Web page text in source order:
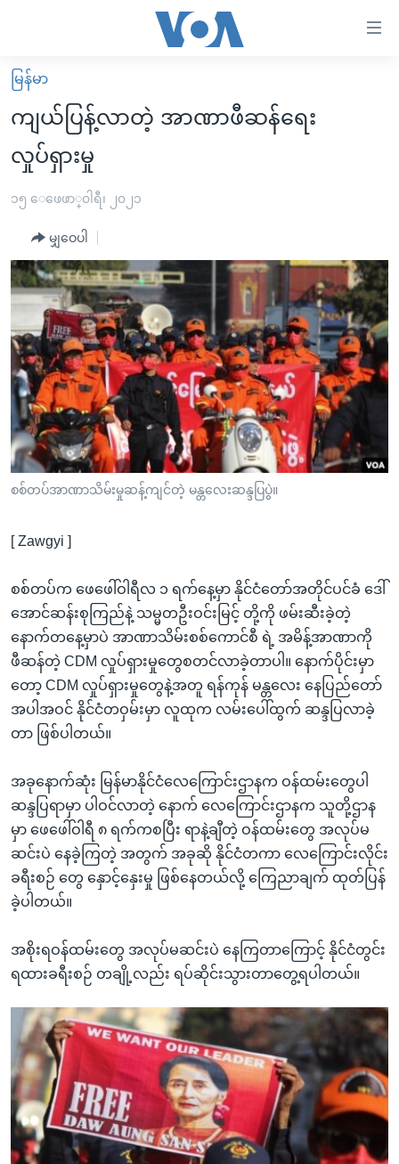
လွယ်ကူ
စေ
သည့်
Link
များ
အကြောင်းအရာ
သို့
ကျော်
ကြည့်
ရန်
ပင်မ
ညွန်း
စာမျက်နှာ
သို့
ရန်
ရန်
နေရာ
သို့
ကျော်
ရန်
မူလစာမျက်နှာ
မြန်မာ
ကမ္ဘာ့သတင်းများ
အစ္စရေး-ပါလက်စတိုင်း
ရပ်ဝန်းတခု လမ်းတခု အလွန်
အင်္ဂလိပ်စာလေ့လာမယ်
အမေရိကန်သုံးအီဒီယံ
မကြေးမုံရဲ့ အင်္ဂလိပ်စာ
ရုပ်ရှင်ထဲက အင်္ဂလိပ်စာ
သုတပဒေသာ အင်္ဂလိပ်စာ
အပတ်စဉ်ကဏ္ဍများ
ရေဒီယို
တီဗွီ
ရေဒီယိုနှင့်ရုပ်သံ အချက်အလက်များ
ရေဒီယို/တီဗွီအစီအစဉ်
Learning English
ဗွီအိုအေ လူမှုကွန်ယက်များ
မြန်မာ
ကျယ်ပြန့်လာတဲ့ အာဏာဖီဆန်ရေး
လှုပ်ရှားမှု
၁၅ ေဖေဖာ္၀ါရီ၊ ၂၀၂၁
မျှဝေပါ
စစ်တပ်အာဏာသိမ်းမှုဆန့်ကျင်တဲ့ မန္တလေးဆန္ဒပြပွဲ။
[ Zawgyi ]
စစ်တပ်က ဖေဖေါ်ဝါရီလ ၁ ရက်နေ့မှာ နိုင်ငံတော်အတိုင်ပင်ခံ ဒေါ်
အောင်ဆန်းစုကြည်နဲ့ သမ္မတဦးဝင်းမြင့် တို့ကို ဖမ်းဆီးခဲ့တဲ့
နောက်တနေ့မှာပဲ အာဏာသိမ်းစစ်ကောင်စီ ရဲ့ အမိန့်အာဏာကို
ဖီဆန်တဲ့ CDM လှုပ်ရှားမှုတွေစတင်လာခဲ့တာပါ။ နောက်ပိုင်းမှာ
တော့ CDM လှုပ်ရှားမှုတွေနဲ့အတူ ရန်ကုန် မန္တလေး နေပြည်တော်
အပါအဝင် နိုင်ငံတဝှမ်းမှာ လူထုက လမ်းပေါ်ထွက် ဆန္ဒပြလာခဲ့
တာ ဖြစ်ပါတယ်။
အခုနောက်ဆုံး မြန်မာနိုင်ငံလေကြောင်းဌာနက ဝန်ထမ်းတွေပါ
ဆန္ဒပြရာမှာ ပါဝင်လာတဲ့ နောက် လေကြောင်းဌာနက သူတို့ဌာန
မှာ ဖေဖေါ်ဝါရီ ၈ ရက်ကစပြီး ရာနဲ့ချီတဲ့ ဝန်ထမ်းတွေ အလုပ်မ
ဆင်းပဲ နေခဲ့ကြတဲ့ အတွက် အခုဆို နိုင်ငံတကာ လေကြောင်းလိုင်း
ခရီးစဉ် တွေ နှောင့်နှေးမှု ဖြစ်နေတယ်လို့ ကြေညာချက် ထုတ်ပြန်
ခဲ့ပါတယ်။
အစိုးရဝန်ထမ်းတွေ အလုပ်မဆင်းပဲ နေကြတာကြောင့် နိုင်ငံတွင်း
ရထားခရီးစဉ် တချို့လည်း ရပ်ဆိုင်းသွားတာတွေ့ရပါတယ်။